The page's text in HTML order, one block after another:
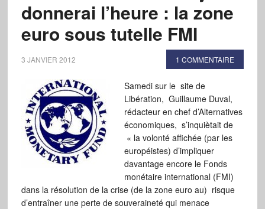
donnerai l’heure : la zone
euro sous tutelle FMI
3 JANVIER 2012 1 COMMENTAIRE
Samedi sur le site de
Libération, Guillaume Duval,
rédacteur en chef d’Alternatives
économiques, s’inquiètait de
« la volonté affichée (par les
européistes) d’impliquer
davantage encore le Fonds
monétaire international (FMI)
dans la résolution de la crise (de la zone euro au) risque
d’entraîner une perte de souveraineté qui menace